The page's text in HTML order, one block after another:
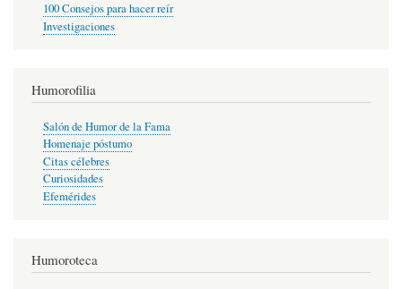
100 Consejos para hacer reír
Investigaciones
Humorofilia
Salón de Humor de la Fama
Homenaje póstumo
Citas célebres
Curiosidades
Efemérides
Humoroteca